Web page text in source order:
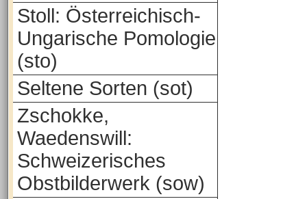
Stoll: Österreichisch-
Ungarische Pomologie
(sto)
Seltene Sorten (sot)
Zschokke,
Waedenswill:
Schweizerisches
Obstbilderwerk (sow)